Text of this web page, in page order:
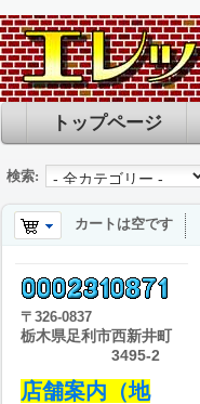
トップページ
検索:
カートは空です
〒 326-0837
栃木県足利市西新井町
3495-2
店舗案内（地